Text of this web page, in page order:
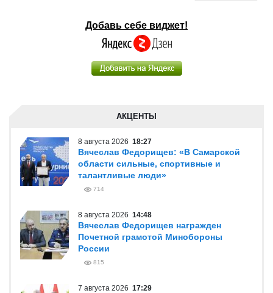
Добавь себе виджет!
АКЦЕНТЫ
8 августа 2026 18:27
Вячеслав Федорищев: «В Самарской
области сильные, спортивные и
талантливые люди»
714
8 августа 2026 14:48
Вячеслав Федорищев награжден
Почетной грамотой Минобороны
России
815
7 августа 2026 17:29